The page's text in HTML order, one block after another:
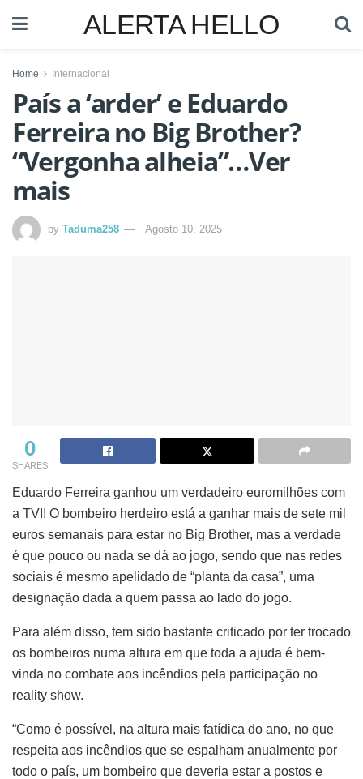
ALERTA HELLO
Home Internacional
País a ‘arder’ e Eduardo
Ferreira no Big Brother?
“Vergonha alheia”…Ver
mais
by Taduma258 Agosto 10, 2025
0
SHARES
Eduardo Ferreira ganhou um verdadeiro euromilhões com
a TVI! O bombeiro herdeiro está a ganhar mais de sete mil
euros semanais para estar no Big Brother, mas a verdade
é que pouco ou nada se dá ao jogo, sendo que nas redes
sociais é mesmo apelidado de “planta da casa”, uma
designação dada a quem passa ao lado do jogo.
Para além disso, tem sido bastante criticado por ter trocado
os bombeiros numa altura em que toda a ajuda é bem-
vinda no combate aos incêndios pela participação no
reality show.
“Como é possível, na altura mais fatídica do ano, no que
respeita aos incêndios que se espalham anualmente por
todo o país, um bombeiro que deveria estar a postos e